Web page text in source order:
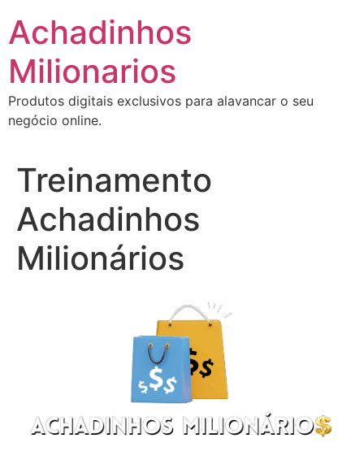
para
conteúdo
Achadinhos
Milionarios
Produtos digitais exclusivos para alavancar o seu
negócio online.
Treinamento
Achadinhos
Milionários